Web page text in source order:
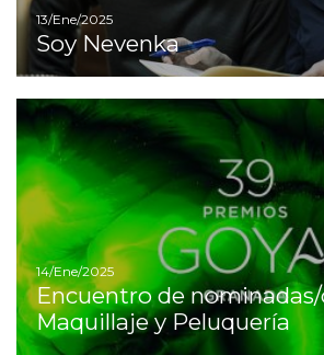
13/Ene/2025
Soy Nevenka
14/Ene/2025
Encuentro de
Maquillaje y Peluquería